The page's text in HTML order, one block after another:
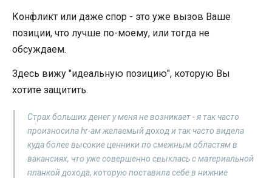
Конфликт или даже спор - это уже вызов Ваше
позиции, что лучше по-моему, или тогда не
обсуждаем.
Здесь вижу "идеальную позицию", которую Вы
хотите защитить.
Страх больших денег у меня не возникает - я так часто
произносила hr-ам желаемый доход и так часто видела
куда более высокие ценники по смежным областям в
вакансиях, что уже совершенно свыклась с материальной
планкой дохода, которую поставила себе в нижние